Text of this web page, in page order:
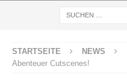
STARTSEITE NEWS
Abenteuer Cutscenes!